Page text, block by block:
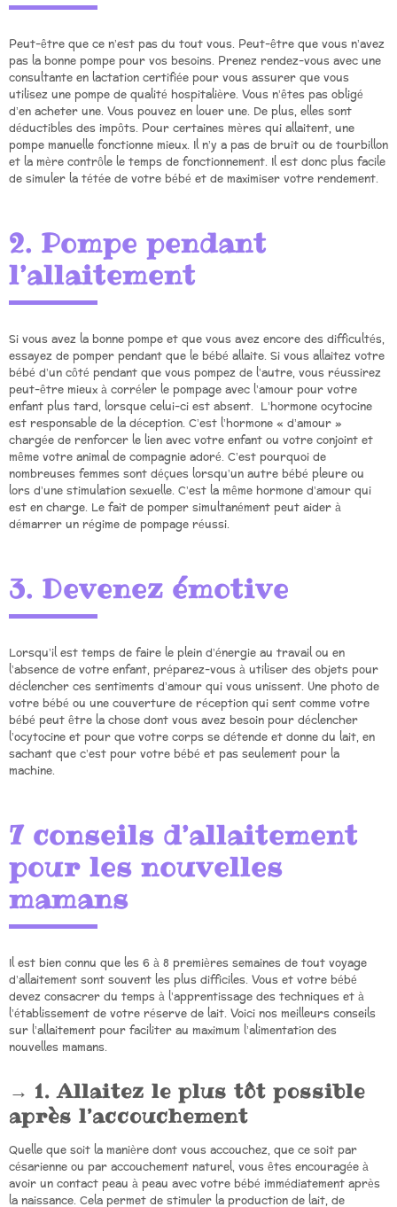
Peut-être que ce n’est pas du tout vous. Peut-être que vous n’avez
pas la bonne pompe pour vos besoins. Prenez rendez-vous avec une
consultante en lactation certifiée pour vous assurer que vous
utilisez une pompe de qualité hospitalière. Vous n’êtes pas obligé
d’en acheter une. Vous pouvez en louer une. De plus, elles sont
déductibles des impôts. Pour certaines mères qui allaitent, une
pompe manuelle fonctionne mieux. Il n’y a pas de bruit ou de tourbillon
et la mère contrôle le temps de fonctionnement. Il est donc plus facile
de simuler la tétée de votre bébé et de maximiser votre rendement.
2. Pompe pendant
l’allaitement
Si vous avez la bonne pompe et que vous avez encore des difficultés,
essayez de pomper pendant que le bébé allaite. Si vous allaitez votre
bébé d’un côté pendant que vous pompez de l’autre, vous réussirez
peut-être mieux à corréler le pompage avec l’amour pour votre
enfant plus tard, lorsque celui-ci est absent. L’hormone ocytocine
est responsable de la déception. C’est l’hormone « d’amour »
chargée de renforcer le lien avec votre enfant ou votre conjoint et
même votre animal de compagnie adoré. C’est pourquoi de
nombreuses femmes sont déçues lorsqu’un autre bébé pleure ou
lors d’une stimulation sexuelle. C’est la même hormone d’amour qui
est en charge. Le fait de pomper simultanément peut aider à
démarrer un régime de pompage réussi.
3. Devenez émotive
Lorsqu’il est temps de faire le plein d’énergie au travail ou en
l’absence de votre enfant, préparez-vous à utiliser des objets pour
déclencher ces sentiments d’amour qui vous unissent. Une photo de
votre bébé ou une couverture de réception qui sent comme votre
bébé peut être la chose dont vous avez besoin pour déclencher
l’ocytocine et pour que votre corps se détende et donne du lait, en
sachant que c’est pour votre bébé et pas seulement pour la
machine.
7 conseils d’allaitement
pour les nouvelles
mamans
Il est bien connu que les 6 à 8 premières semaines de tout voyage
d’allaitement sont souvent les plus difficiles. Vous et votre bébé
devez consacrer du temps à l’apprentissage des techniques et à
l’établissement de votre réserve de lait. Voici nos meilleurs conseils
sur l’allaitement pour faciliter au maximum l’alimentation des
nouvelles mamans.
1. Allaitez le plus tôt possible
après l’accouchement
Quelle que soit la manière dont vous accouchez, que ce soit par
césarienne ou par accouchement naturel, vous êtes encouragée à
avoir un contact peau à peau avec votre bébé immédiatement après
la naissance. Cela permet de stimuler la production de lait, de